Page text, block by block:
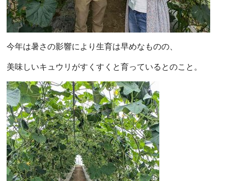
今年は暑さの影響により生育は早めなものの、
美味しいキュウリがすくすくと育っているとのこと。